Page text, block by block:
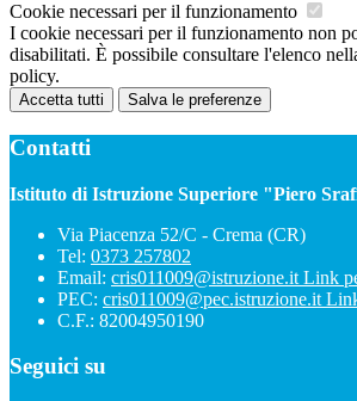
Cookie necessari per il funzionamento
I cookie necessari per il funzionamento non
disabilitati. È possibile consultare l'elenco
policy.
Accetta tutti Salva le preferenze
Contatti
Istituto di Istruzione Superiore "Piero
Via Piacenza 52/C - Crema (CR)
Tel: 0373 257802
Email: cris011009@istruzione.it Link
PEC: cris011009@pec.istruzione.it
C.F.: 82004950190
Seguici su